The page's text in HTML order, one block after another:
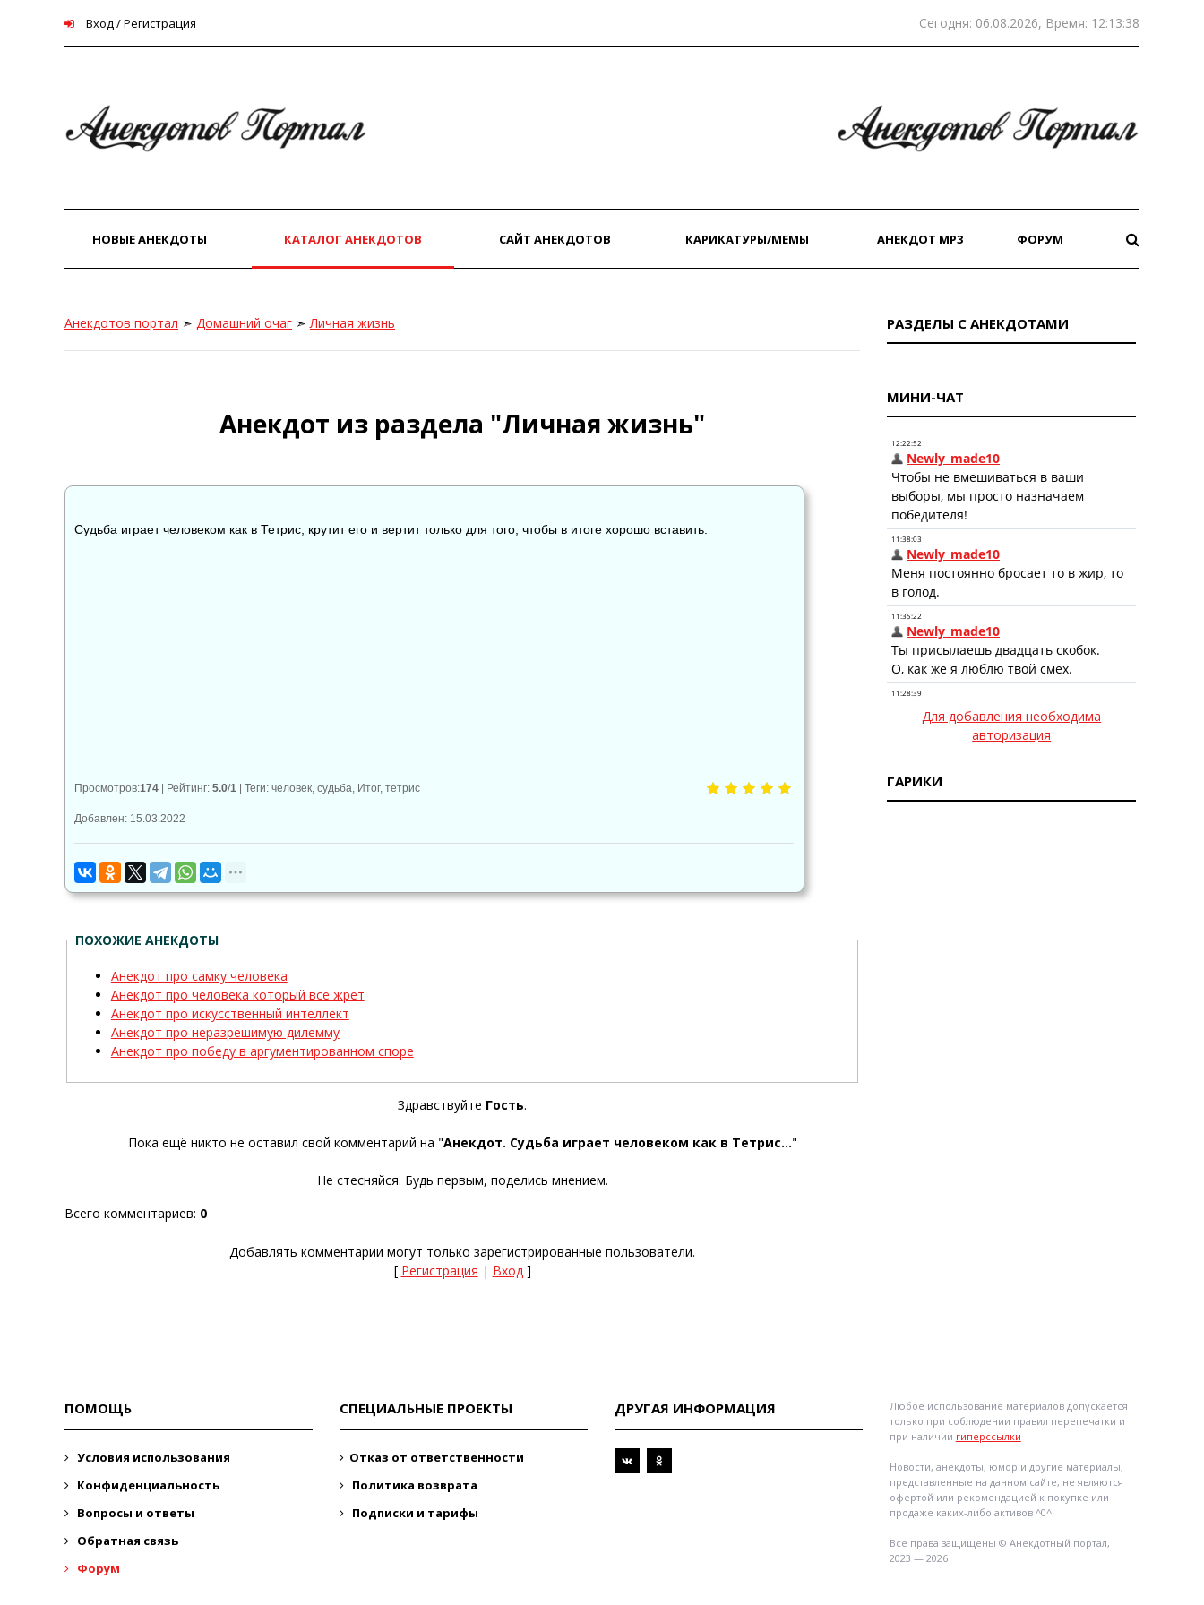
Вход / Регистрация Сегодня: 06.08.2026, Время: 12:13:38
НОВЫЕ АНЕКДОТЫ КАТАЛОГ АНЕКДОТОВ САЙТ АНЕКДОТОВ КАРИКАТУРЫ/МЕМЫ АНЕКДОТ MP3 ФОРУМ
Анекдотов портал ➣ Домашний очаг ➣Личная жизнь
Анекдот из раздела "Личная жизнь"
Судьба играет человеком как в Тетрис, крутит его и вертит только для того, чтобы в итоге хорошо вставить.
Просмотров:174 | Рейтинг: 5.0/1 | Теги: человек судьба Итог, тетрис
Добавлен: 15.03.2022
ПОХОЖИЕ АНЕКДОТЫ
Анекдот про самку человека
Анекдот про человека который всё жрёт
Анекдот про искусственный интеллект
Анекдот про неразрешимую дилемму
Анекдот про победу в аргументированном споре
Здравствуйте Гость.
Пока ещё никто не оставил свой комментарий на "Анекдот. Судьба играет человеком как в Тетрис..."
Не стесняйся. Будь первым, поделись мнением.
Всего комментариев: 0
Добавлять комментарии могут только зарегистрированные пользователи.
[ Регистрация | Вход]
РАЗДЕЛЫ С АНЕКДОТАМИ
МИНИ-ЧАТ
Для добавления необходима
авторизация
ГАРИКИ
ПОМОЩЬ
Условия использования
Конфиденциальность
Вопросы и ответы
Обратная связь
Форум
СПЕЦИАЛЬНЫЕ ПРОЕКТЫ
Отказ от ответственности
Политика возврата
Подписки и тарифы
ДРУГАЯ ИНФОРМАЦИЯ
Любое использование материалов допускается
только при соблюдении правил перепечатки и
при наличии гиперссылки
Новости, анекдоты, юмор и другие материалы,
представленные на данном сайте, не являются
офертой или рекомендацией к покупке или
продаже каких-либо активов ^0^
Все права защищены © Анекдотный портал,
2023 — 2026